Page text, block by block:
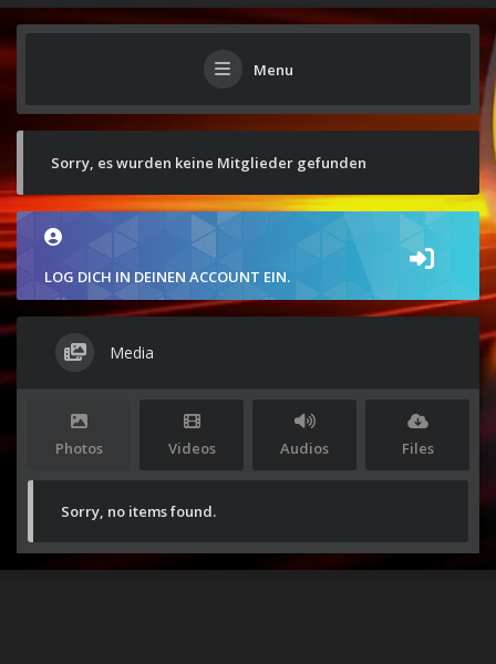
Menu
Sorry, es wurden keine Mitglieder gefunden
LOG DICH IN DEINEN ACCOUNT EIN.
Media
Photos Videos Audios Files
Sorry, no items found.